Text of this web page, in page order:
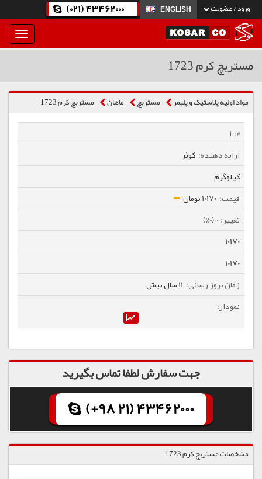
ورود / عضویت ENGLISH
(021) 43462000
بار
و
مستربچ کرم 1723
مواد اولیه پلاستیک و پلیمر مستربچ ماهان مستربچ کرم 1723
1
کوثر
کیلوگرم
10170 تومان
0 (0%)
10170
10170
11 سال پیش
جهت سفارش لطفا تماس بگیرید
(+98 21) 43462000
مشخصات مستربچ کرم 1723